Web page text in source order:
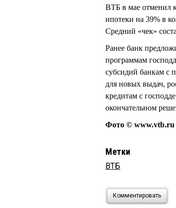
ВТБ в мае отменил
ипотеки на 39% в
Средний «чек»
Ранее банк
программам
субсидий банкам с
для новых выдач,
кредитам с
окончательном
Фото © www.vtb.ru
Метки
ВТБ
Комментировать